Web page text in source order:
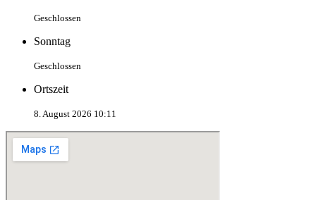
Geschlossen
Sonntag
Geschlossen
Ortszeit
8. August 2026 10:11